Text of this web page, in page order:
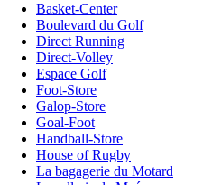
Basket-Center
Boulevard du Golf
Direct Running
Direct-Volley
Espace Golf
Foot-Store
Galop-Store
Goal-Foot
Handball-Store
House of Rugby
La bagagerie du Motard